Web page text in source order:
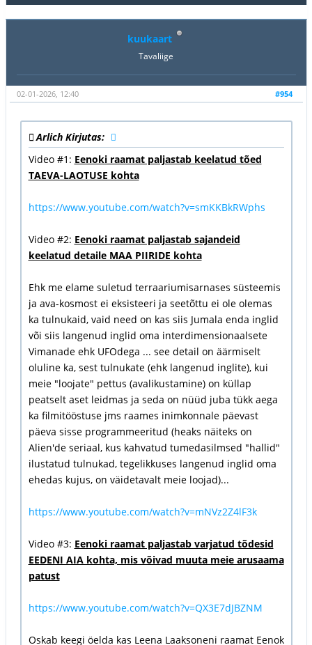
kuukaart
Tavaliige
#954
02-01-2026, 12:40
Arlich Kirjutas:
Video #1: Eenoki raamat paljastab keelatud tõed
TAEVA-LAOTUSE kohta
https://www.youtube.com/watch?v=smKKBkRWphs
Video #2: Eenoki raamat paljastab sajandeid
keelatud detaile MAA PIIRIDE kohta
Ehk me elame suletud terraariumisarnases süsteemis
ja ava-kosmost ei eksisteeri ja seetõttu ei ole olemas
ka tulnukaid, vaid need on kas siis Jumala enda inglid
või siis langenud inglid oma interdimensionaalsete
Vimanade ehk UFOdega ... see detail on äärmiselt
oluline ka, sest tulnukate (ehk langenud inglite), kui
meie "loojate" pettus (avalikustamine) on küllap
peatselt aset leidmas ja seda on nüüd juba tükk aega
ka filmitööstuse jms raames inimkonnale päevast
päeva sisse programmeeritud (heaks näiteks on
Alien'de seriaal, kus kahvatud tumedasilmsed "hallid"
ilustatud tulnukad, tegelikkuses langenud inglid oma
ehedas kujus, on väidetavalt meie loojad)...
https://www.youtube.com/watch?v=mNVz2Z4lF3k
Video #3: Eenoki raamat paljastab varjatud tõdesid
EEDENI AIA kohta, mis võivad muuta meie arusaama
patust
https://www.youtube.com/watch?v=QX3E7dJBZNM
Oskab keegi öelda kas Leena Laaksoneni raamat Eenok